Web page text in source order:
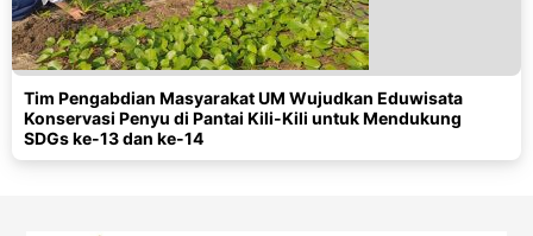
Tim Pengabdian Masyarakat UM Wujudkan Eduwisata
Konservasi Penyu di Pantai Kili-Kili untuk Mendukung
SDGs ke-13 dan ke-14